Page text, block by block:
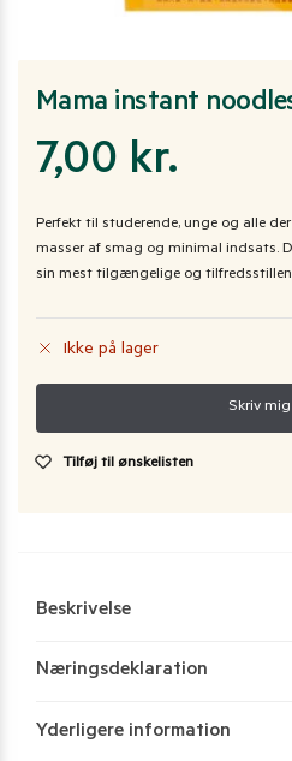
Mama instant
7,00 kr.
Perfekt til studerende, unge og alle
masser af smag og minimal indsats.
sin mest tilgængelige og
Ikke på lager
Tilføj til ønskelisten
Beskrivelse
Næringsdeklaration
Yderligere information